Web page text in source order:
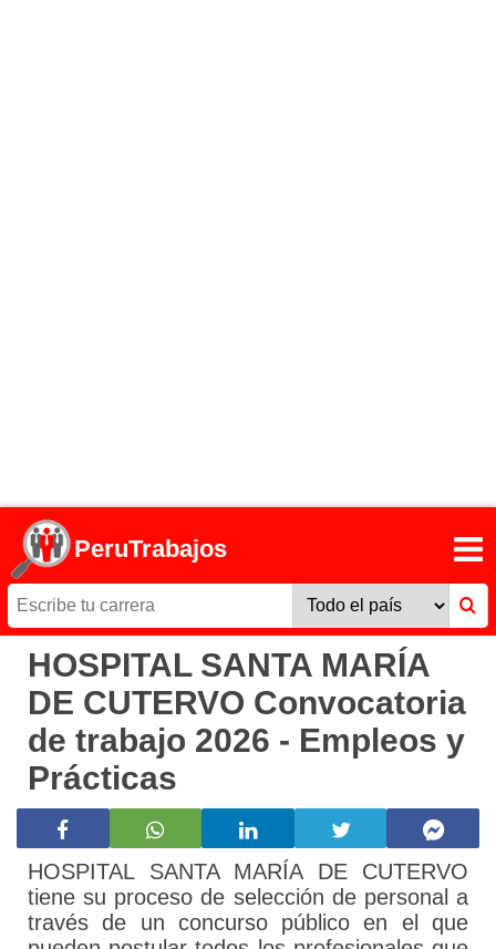
PeruTrabajos
HOSPITAL SANTA MARÍA
DE CUTERVO Convocatoria
de trabajo 2026 - Empleos y
Prácticas
HOSPITAL SANTA MARÍA DE CUTERVO
tiene su proceso de selección de personal a
través de un concurso público en el que